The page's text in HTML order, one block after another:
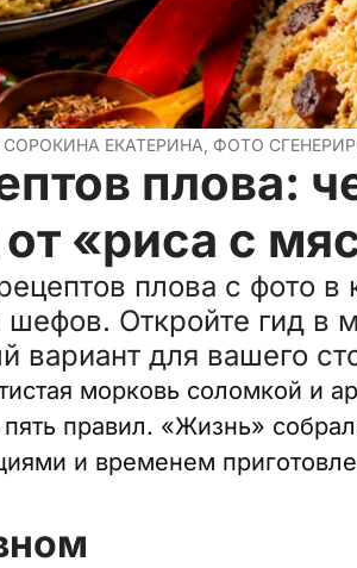
ЕКАТЕРИНА, ФОТО
плова:
от «риса с
плова с фото в
шефов. Откройте гид в
вариант для вашего
морковь соломкой и
правил. «Жизнь»
и временем